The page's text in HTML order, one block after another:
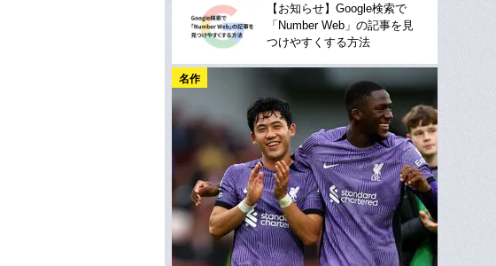
【お知らせ】Google検索で
「Number Web」の記事を見
つけやすくする方法
名作